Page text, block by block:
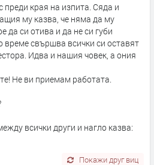
преди края на изпита. Сяда и
му казва, че няма да му
да си отива и да не си губи
време свършва всички си оставят
Идва и нашия човек, а ония
Не ви приемам работата.
всички други и нагло казва:
Покажи друг виц